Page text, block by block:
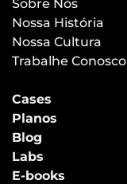
Sobre Nós
Nossa História
Nossa Cultura
Trabalhe Conosco
Cases
Planos
Blog
Labs
E-books